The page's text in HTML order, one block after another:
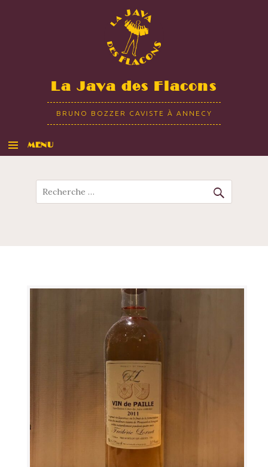
La Java des Flacons
BRUNO BOZZER CAVISTE À ANNECY
MENU
Recherche